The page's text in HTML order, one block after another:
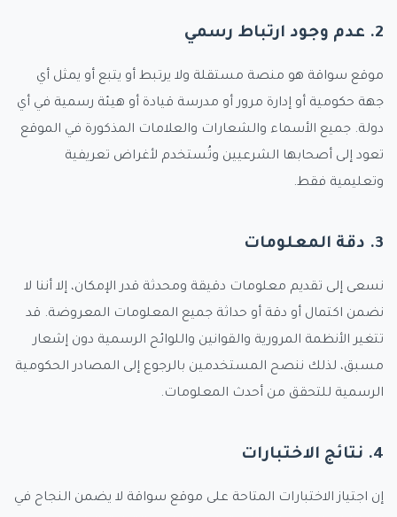
2. عدم وجود ارتباط رسمي
موقع سواقة هو منصة مستقلة ولا يرتبط أو يتبع أو يمثل أي
جهة حكومية أو إدارة مرور أو مدرسة قيادة أو هيئة رسمية في أي
دولة. جميع الأسماء والشعارات والعلامات المذكورة في الموقع
تعود إلى أصحابها الشرعيين وتُستخدم لأغراض تعريفية
وتعليمية فقط.
3. دقة المعلومات
نسعى إلى تقديم معلومات دقيقة ومحدثة قدر الإمكان، إلا أننا لا
نضمن اكتمال أو دقة أو حداثة جميع المعلومات المعروضة. قد
تتغير الأنظمة المرورية والقوانين واللوائح الرسمية دون إشعار
مسبق، لذلك ننصح المستخدمين بالرجوع إلى المصادر الحكومية
الرسمية للتحقق من أحدث المعلومات.
4. نتائج الاختبارات
إن اجتياز الاختبارات المتاحة على موقع سواقة لا يضمن النجاح في